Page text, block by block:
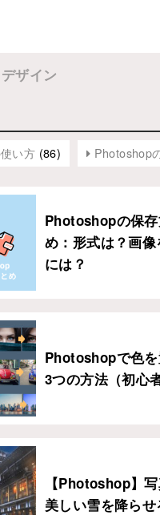
デザイン
い方 (86) Photoshop
Photoshopの保存
め：形式は？画
には？
Photoshopで色
3つの方法（初心
【Photoshop】
美しい雪を降ら